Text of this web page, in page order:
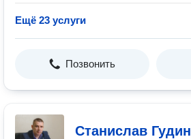
Ещё 23 услуги
Позвонить
Станислав Гудин